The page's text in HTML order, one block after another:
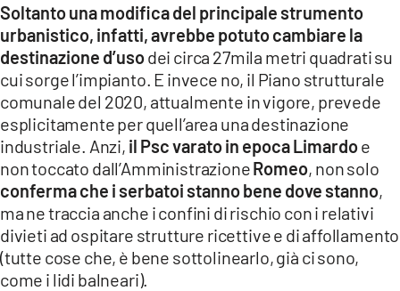
Soltanto una modifica del principale strumento
urbanistico, infatti, avrebbe potuto cambiare la
destinazione d’usodei circa 27mila metri quadrati su
cui sorge l’impianto. E invece no, il Piano strutturale
comunale del 2020, attualmente in vigore, prevede
esplicitamente per quell’area una destinazione
industriale. Anzi, il Psc varato in epocaLimardoe
non toccato dall’AmministrazioneRomeo, non solo
conferma che i serbatoi stanno bene dove stanno,
ma ne traccia anche i confini di rischio con i relativi
divieti ad ospitare strutture ricettive e di affollamento
(tutte cose che, è bene sottolinearlo, già ci sono,
come i lidi balneari).